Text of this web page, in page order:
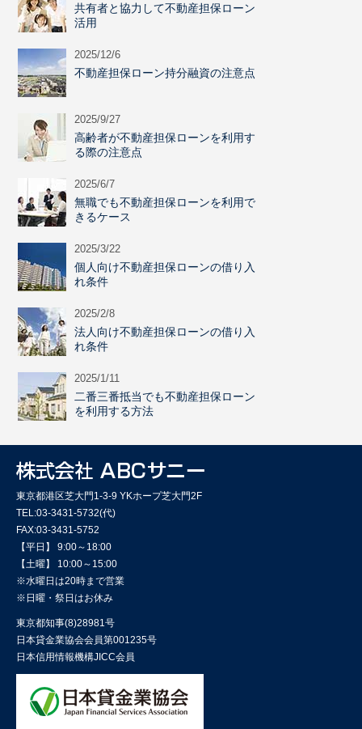
共有者と協力して不動産担保ローン
活用
2025/12/6
不動産担保ローン持分融資の注意点
2025/9/27
高齢者が不動産担保ローンを利用す
る際の注意点
2025/6/7
無職でも不動産担保ローンを利用で
きるケース
2025/3/22
個人向け不動産担保ローンの借り入
れ条件
2025/2/8
法人向け不動産担保ローンの借り入
れ条件
2025/1/11
二番三番抵当でも不動産担保ローン
を利用する方法
東京都港区芝大門1-3-9 YKホープ芝大門2F
TEL:03-3431-5732(代)
FAX:03-3431-5752
【平日】 9:00～18:00
【土曜】 10:00～15:00
※水曜日は20時まで営業
※日曜・祭日はお休み
東京都知事(8)28981号
日本貸金業協会会員第001235号
日本信用情報機構JICC会員